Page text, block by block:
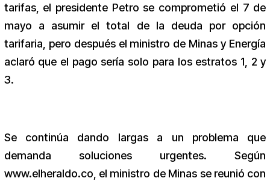
tarifas, el presidente Petro se comprometió el 7 de
mayo a asumir el total de la deuda por opción
tarifaria, pero después el ministro de Minas y Energía
aclaró que el pago sería solo para los estratos 1, 2 y
3.
Se continúa dando largas a un problema que
demanda soluciones urgentes. Según
www.elheraldo.co, el ministro de Minas se reunió con